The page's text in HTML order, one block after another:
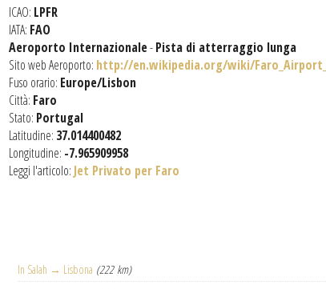
ICAO: LPFR
IATA: FAO
Aeroporto Internazionale-Pista di atterraggio lunga
Sito web Aeroporto: http://en.wikipedia.org/wiki/
Fuso orario: Europe/Lisbon
Città: Faro
Stato: Portugal
Latitudine: 37.014400482
Longitudine: -7.965909958
Leggi l'articolo: Jet Privato per Faro
In Salah → Lisbona (222 km)